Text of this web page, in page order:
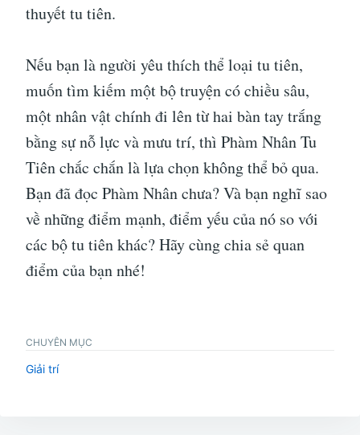
thuyết tu tiên.
Nếu bạn là người yêu thích thể loại tu tiên,
muốn tìm kiếm một bộ truyện có chiều sâu,
một nhân vật chính đi lên từ hai bàn tay trắng
bằng sự nỗ lực và mưu trí, thì Phàm Nhân Tu
Tiên chắc chắn là lựa chọn không thể bỏ qua.
Bạn đã đọc Phàm Nhân chưa? Và bạn nghĩ sao
về những điểm mạnh, điểm yếu của nó so với
các bộ tu tiên khác? Hãy cùng chia sẻ quan
điểm của bạn nhé!
CHUYÊN MỤC
Giải trí